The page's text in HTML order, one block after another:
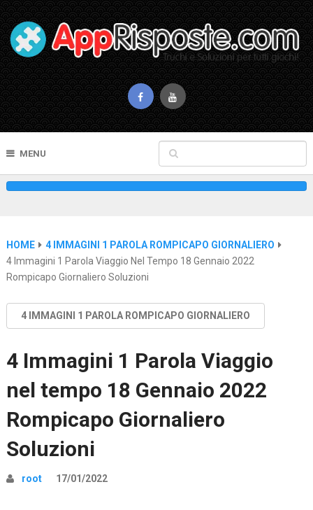
MENU
HOME
4 IMMAGINI 1 PAROLA ROMPICAPO GIORNALIERO
4 Immagini 1 Parola Viaggio Nel Tempo 18 Gennaio 2022
Rompicapo Giornaliero Soluzioni
4 IMMAGINI 1 PAROLA ROMPICAPO GIORNALIERO
4 Immagini 1 Parola Viaggio
nel tempo 18 Gennaio 2022
Rompicapo Giornaliero
Soluzioni
root 17/01/2022